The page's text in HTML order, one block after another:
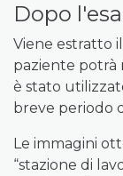
Dopo
Viene estratto
paziente potrà
è stato
breve periodo
Le immagini
“stazione di